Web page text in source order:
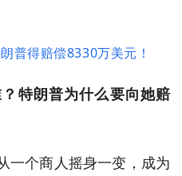
特朗普为什么要向她赔
一个商人摇身一变，成为